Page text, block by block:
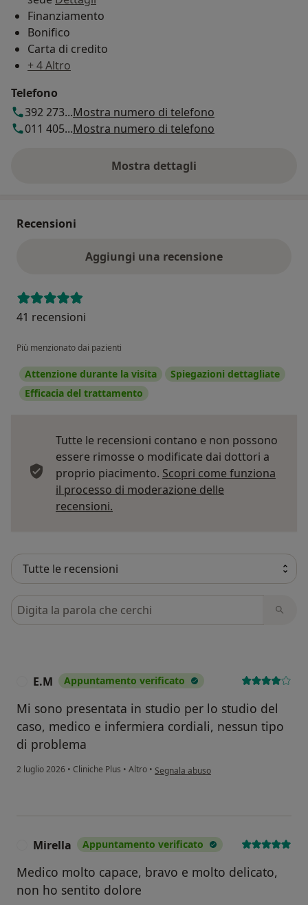
Finanziamento
Bonifico
Carta di credito
+ 4 Altro
Telefono
392 273...Mostra numero di telefono
011 405...Mostra numero di telefono
Mostra dettagli
sull'indirizzo
Recensioni
Aggiungi una recensione
41 recensioni
Più menzionato dai pazienti
Attenzione durante la visita
Spiegazioni dettagliate
Efficacia del trattamento
Tutte le recensioni contano e non possono
essere rimosse o modificate dai dottori a
proprio piacimento. Scopri come funziona
il processo di moderazione delle
recensioni.
Cerca nelle recensioni
E.M Appuntamento verificato
Mi sono presentata in studio per lo studio del
caso, medico e infermiera cordiali, nessun tipo
di problema
2 luglio 2026 • Cliniche Plus • Altro • secondo l'opinione dell'utente E.M
Segnala abuso
Mirella Appuntamento verificato
Medico molto capace, bravo e molto delicato,
non ho sentito dolore